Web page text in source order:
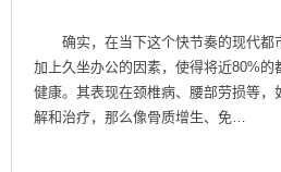
确实，在当下这个快节奏的现代都
加上久坐办公的因素，使得将近80%的
健康。其表现在颈椎病、腰部劳损等，
解和治疗，那么像骨质增生、免…